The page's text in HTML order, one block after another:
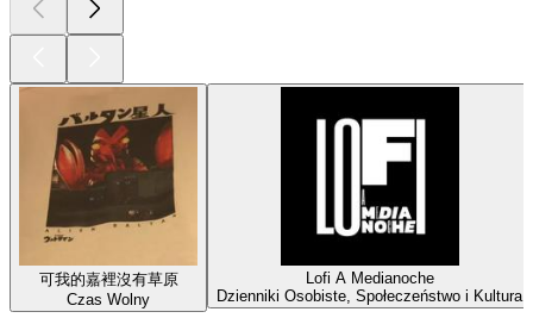
可我的嘉裡沒有草原
Czas Wolny
Lofi A Medianoche
Dzienniki Osobiste, Społeczeństwo i Kultura